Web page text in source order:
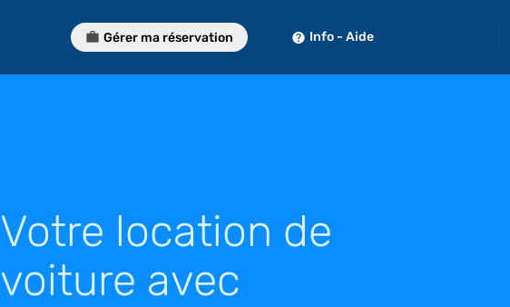
Gérer ma réservation Info - Aide
Votre location de
voiture avec